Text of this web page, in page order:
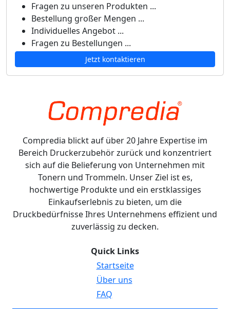
Fragen zu unseren Produkten ...
Bestellung großer Mengen ...
Individuelles Angebot ...
Fragen zu Bestellungen ...
Jetzt kontaktieren
Compredia blickt auf über 20 Jahre Expertise im
Bereich Druckerzubehör zurück und konzentriert
sich auf die Belieferung von Unternehmen mit
Tonern und Trommeln. Unser Ziel ist es,
hochwertige Produkte und ein erstklassiges
Einkaufserlebnis zu bieten, um die
Druckbedürfnisse Ihres Unternehmens effizient und
zuverlässig zu decken.
Quick Links
Startseite
Über uns
FAQ